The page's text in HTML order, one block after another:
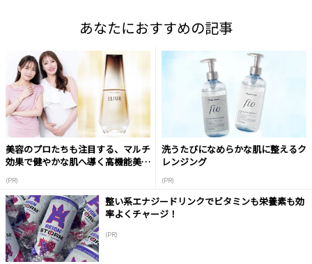
あなたにおすすめの記事
美容のプロたちも注目する、マルチ
効果で健やかな肌へ導く高機能美容
(PR)
洗うたびになめらかな肌に整えるク
レンジング
(PR)
整い系エナジードリンクでビタミンも栄養素も効
率よくチャージ！
(PR)